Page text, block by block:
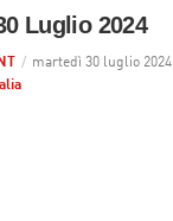
Luglio 2024
/ martedì 30 luglio 2024